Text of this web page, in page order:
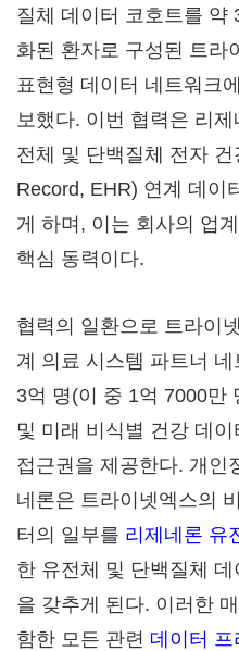
질체 데이터 코호트를 약
화된 환자로 구성된 트라
표현형 데이터 네트워크
보했다. 이번 협력은 리
전체 및 단백질체 전자
Record, EHR) 연계 데이
게 하며, 이는 회사의 업
핵심 동력이다.
협력의 일환으로 트라이
계 의료 시스템 파트너
3억 명(이 중 1억 7000만
및 미래 비식별 건강 데
접근권을 제공한다. 개인
네론은 트라이넷엑스의
터의 일부를 리제네론 유
한 유전체 및 단백질체
을 갖추게 된다. 이러한
함한 모든 관련 데이터 프